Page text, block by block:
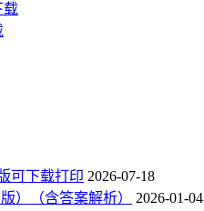
可下载打印 2026-07-18
）（含答案解析）
2026-01-04